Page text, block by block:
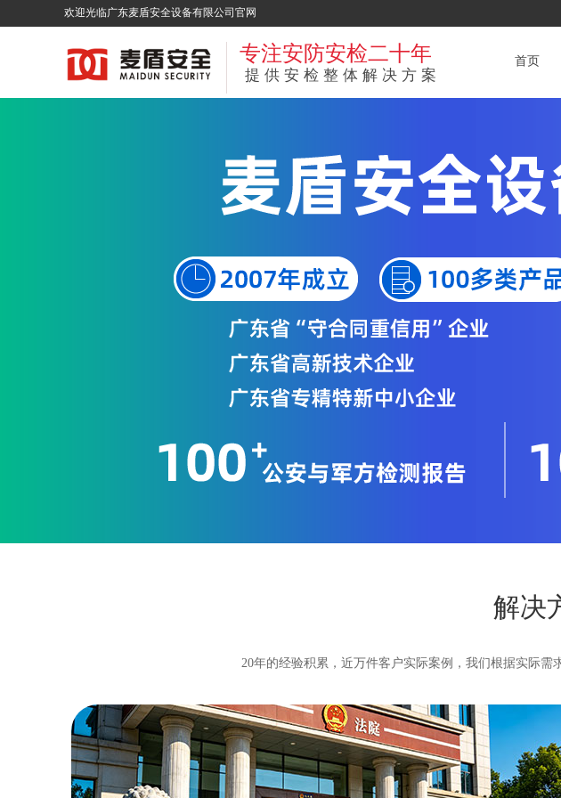
欢迎光临广东麦盾安全设备有限公司官网
专注安防安检二十年
提供安检整体解决方案
首页
解决
20年的经验积累，近万件客户实际案例，我们根据实际需